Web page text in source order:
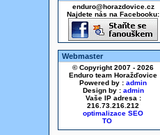
enduro@horazdovice.cz
Najdete nás na Facebooku:
Webmaster
© Copyright 2007 - 2026
Enduro team Horažďovice
Powered by : admin
Design by : admin
Vaše IP adresa :
216.73.216.212
optimalizace SEO